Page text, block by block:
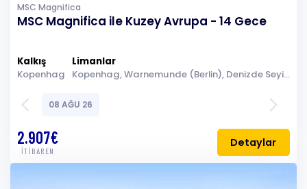
MSC Magnifica
MSC Magnifica ile Kuzey Avrupa - 14 Gece
Kalkış
Kopenhag
Limanlar
Kopenhag, Warnemunde (Berlin), Denizde Seyir, Eidfjord, Bergen, Kristiansand, Oslo, Kopenhag, Warnemunde (Berlin), Gdynia (Gdansk-Danzig), Klaipeda, Riga, Stockholm, Denizde Seyir, Kopenhag
arrow_back_ios 08 AĞU 26 arrow_forward_ios
2.907€
İTİBAREN
Detaylar